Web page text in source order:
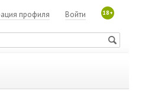
18+
Войти
профиля